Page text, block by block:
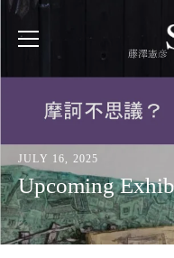
Skip
content
JULY 16, 2025
Upcoming